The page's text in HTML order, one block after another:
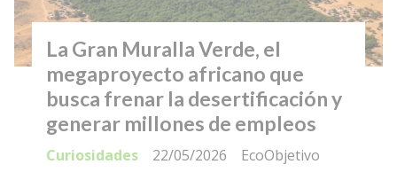
La Gran Muralla Verde, el
megaproyecto africano que
busca frenar la desertificación y
generar millones de empleos
EcoObjetivo
Curiosidades
22/05/2026